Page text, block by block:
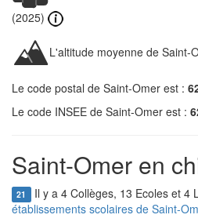
(2025)
L'altitude moyenne de Saint-
Le code postal de Saint-Omer est :
Le code INSEE de Saint-Omer est :
Saint-Omer en
21 Il y a 4 Collèges, 13 Ecoles et 4
établissements scolaires de Saint-